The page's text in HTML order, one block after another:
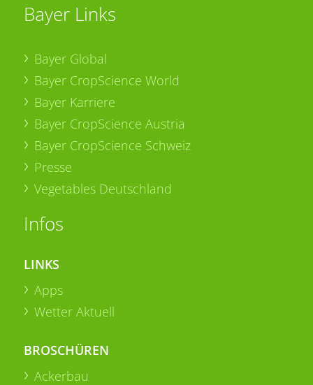
Bayer Links
Bayer Global
Bayer CropScience World
Bayer Karriere
Bayer CropScience Austria
Bayer CropScience Schweiz
Presse
Vegetables Deutschland
Infos
LINKS
Apps
Wetter Aktuell
BROSCHÜREN
Ackerbau